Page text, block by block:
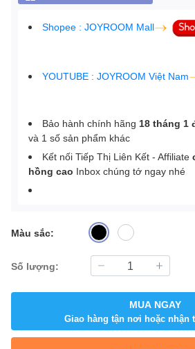
Shopee : JOYROOM Mall
YOUTUBE : JOYROOM Việt Nam
Bảo hành chính hãng 18 tháng 1
và 1 số sản phẩm khác
Kết nối Tiếp Thị Liên Kết - Affiliate
hồng cao Inbox chúng tớ ngay nhé
Màu sắc:
Số lượng:
MUA NGAY
Giao hàng tận nơi hoặc nhận